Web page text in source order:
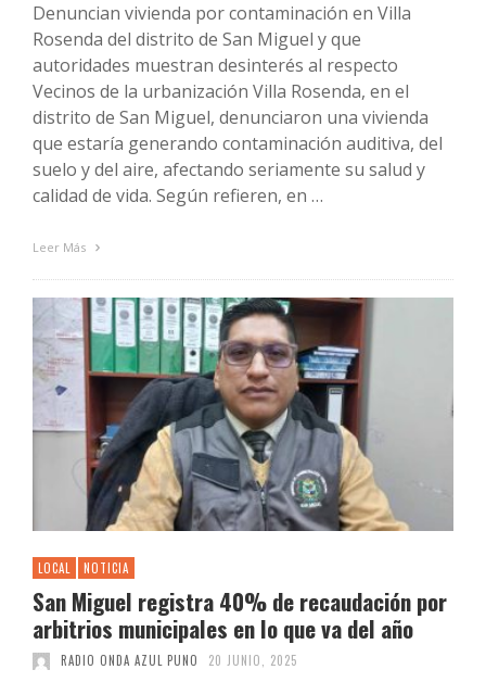
Denuncian vivienda por contaminación en Villa
Rosenda del distrito de San Miguel y que
autoridades muestran desinterés al respecto
Vecinos de la urbanización Villa Rosenda, en el
distrito de San Miguel, denunciaron una vivienda
que estaría generando contaminación auditiva, del
suelo y del aire, afectando seriamente su salud y
calidad de vida. Según refieren, en …
Leer Más
LOCAL NOTICIA
San Miguel registra 40% de recaudación por
arbitrios municipales en lo que va del año
RADIO ONDA AZUL PUNO 20 JUNIO, 2025